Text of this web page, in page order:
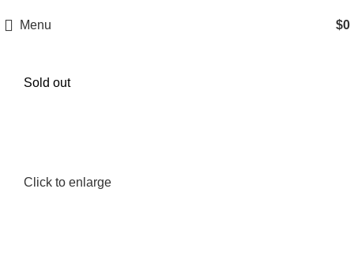
Menu $0
Sold out
Click to enlarge